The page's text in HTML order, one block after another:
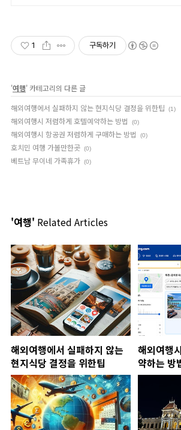
1 구독하기
'여행' 카테고리의 다른 글
해외여행에서 실패하지 않는 현지식당 결정을 위한팁
(1)
해외여행시 저렴하게 호텔예약하는 방법 (0)
해외여행시 항공권 저렴하게 구매하는 방법 (0)
호치민 여행 가볼만한곳 (0)
베트남 무이네 가족휴가 (0)
'여행' Related Articles
해외여행에서 실패하지 않는
현지식당 결정을 위한팁
해외여행
약하는 방